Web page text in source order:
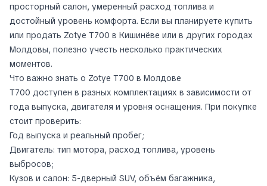
просторный салон, умеренный расход топлива и
достойный уровень комфорта. Если вы планируете купить
или продать Zotye T700 в Кишинёве или в других городах
Молдовы, полезно учесть несколько практических
моментов.
Что важно знать о Zotye T700 в Молдове
T700 доступен в разных комплектациях в зависимости от
года выпуска, двигателя и уровня оснащения. При покупке
стоит проверить:
Год выпуска и реальный пробег;
Двигатель: тип мотора, расход топлива, уровень
выбросов;
Кузов и салон: 5-дверный SUV, объём багажника,